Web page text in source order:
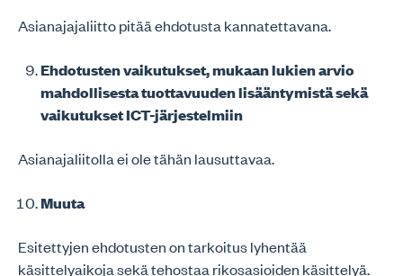
Asianajajaliitto pitää ehdotusta kannatettavana.
Ehdotusten vaikutukset, mukaan lukien arvio
mahdollisesta tuottavuuden lisääntymistä sekä
vaikutukset ICT-järjestelmiin
Asianajaliitolla ei ole tähän lausuttavaa.
Muuta
Esitettyjen ehdotusten on tarkoitus lyhentää
käsittelyaikoja sekä tehostaa rikosasioiden käsittelyä.